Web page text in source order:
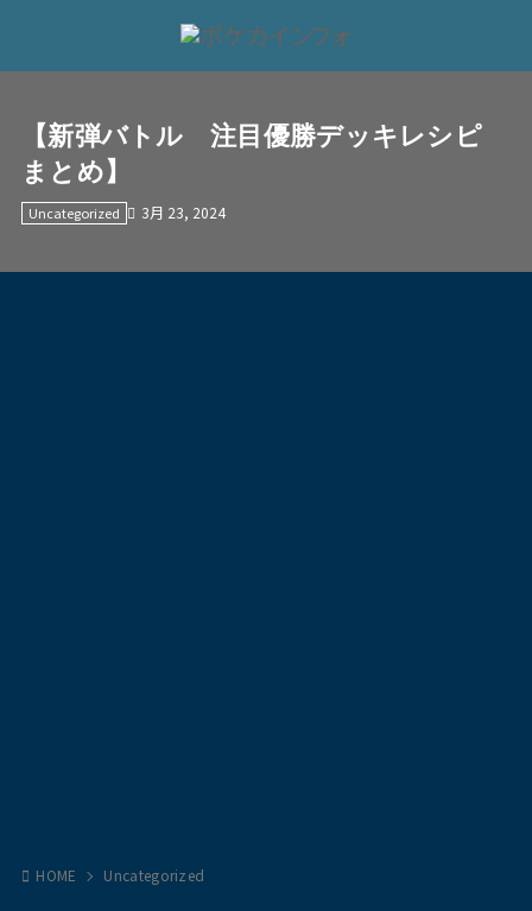
【新弾バトル 注目優勝デッキレシピ
まとめ】
3月 23, 2024
Uncategorized
HOME Uncategorized